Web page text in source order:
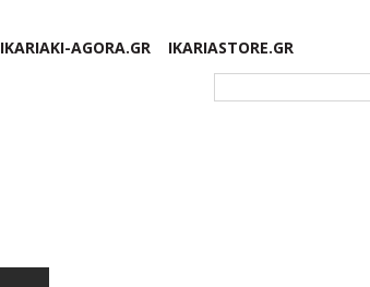
IKARIAKI-AGORA.GR
IKARIASTORE.GR